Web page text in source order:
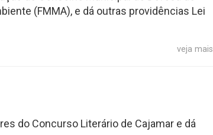
(FMMA), e dá outras providências Lei
veja mais
do Concurso Literário de Cajamar e dá